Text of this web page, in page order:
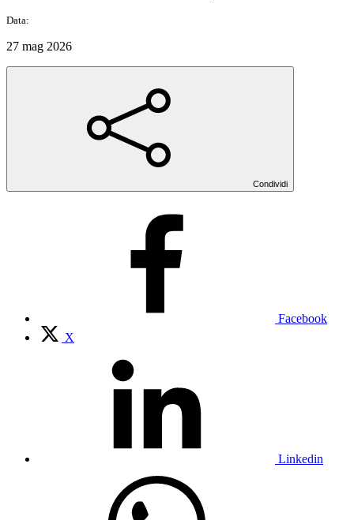
Data:
27 mag 2026
Condividi
Facebook
X
Linkedin